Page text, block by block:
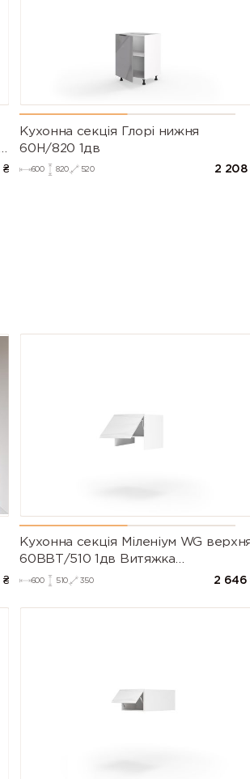
₴
Кухонна секція Глорі нижня
60Н/820 1дв
600 820 520 2 208
₴
Кухонна секція Міленіум WG
60ВВТ/510 1дв Витяжка
Телескоп(Білий/Глянець Білий)
600 510 350 2 646